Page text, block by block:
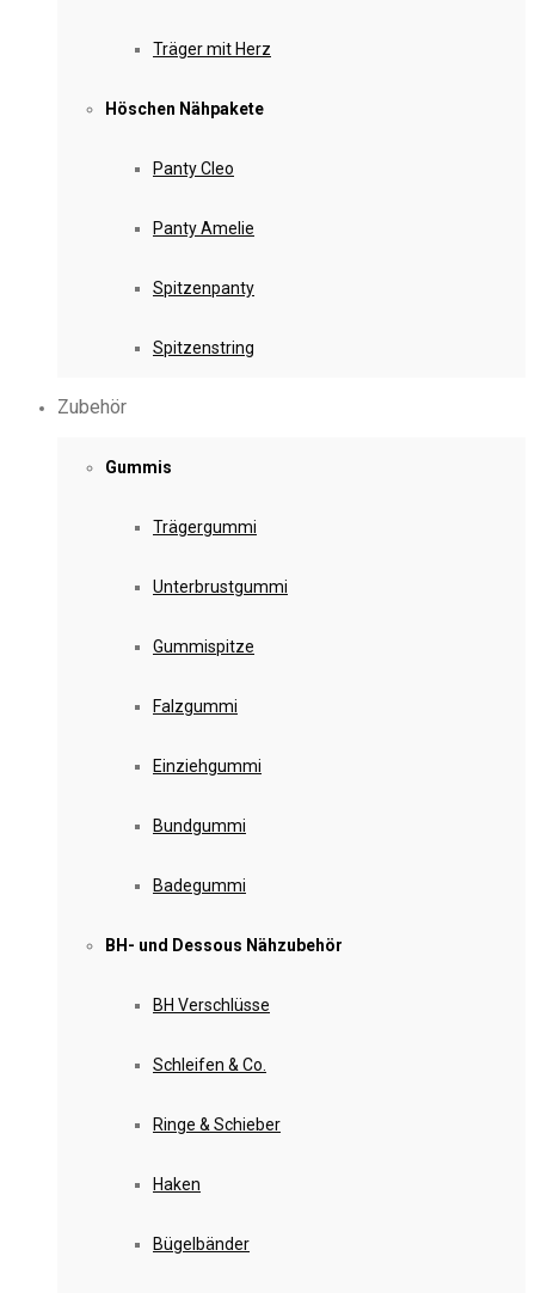
Träger mit Herz
Höschen Nähpakete
Panty Cleo
Panty Amelie
Spitzenpanty
Spitzenstring
Zubehör
Gummis
Trägergummi
Unterbrustgummi
Gummispitze
Falzgummi
Einziehgummi
Bundgummi
Badegummi
BH- und Dessous Nähzubehör
BH Verschlüsse
Schleifen & Co.
Ringe & Schieber
Haken
Bügelbänder